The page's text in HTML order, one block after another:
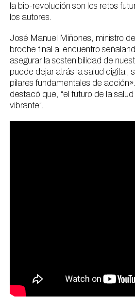
la bio-revolución son los retos
los autores.
José Manuel Miñones, ministro
broche final al encuentro
asegurar la sostenibilidad de
puede dejar atrás la salud digital,
pilares fundamentales de
destacó que, “el futuro de la
vibrante”.